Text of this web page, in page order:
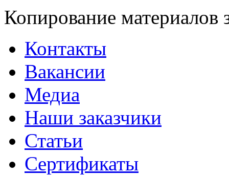
Копирование материалов
Контакты
Вакансии
Медиа
Наши заказчики
Статьи
Сертификаты